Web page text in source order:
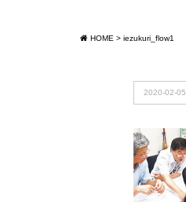
HOME > iezukuri_flow1
2020-02-05